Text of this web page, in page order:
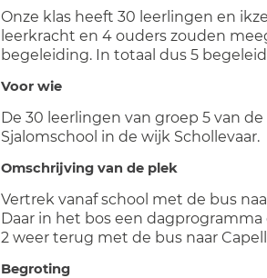
Onze klas heeft 30 leerlingen en
leerkracht en 4 ouders zouden
begeleiding. In totaal dus 5
Voor wie
De 30 leerlingen van groep 5 van de
Sjalomschool in de wijk Schollevaar.
Omschrijving van de plek
Vertrek vanaf school met de bus
Daar in het bos een dagprogramma
2 weer terug met de bus naar
Begroting